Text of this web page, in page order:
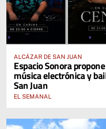
ALCÁZAR DE SAN JUAN
Espacio Sonora
música electrónica y
San Juan
EL SEMANAL